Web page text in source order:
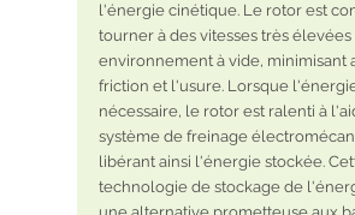
l'énergie cinétique. Le rotor est
tourner à des vitesses très élevées
environnement à vide, minimisant
friction et l'usure. Lorsque
nécessaire, le rotor est ralenti à
système de freinage
libérant ainsi l'énergie stockée.
technologie de stockage de